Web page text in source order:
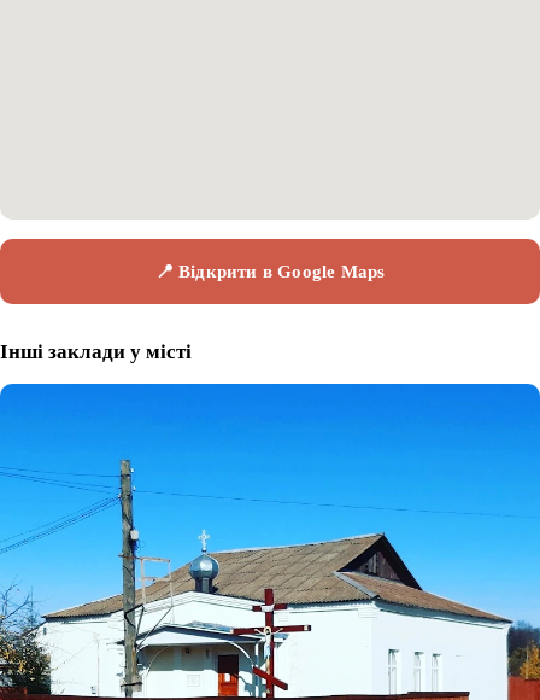
📍 Відкрити в Google Maps
Інші заклади у місті